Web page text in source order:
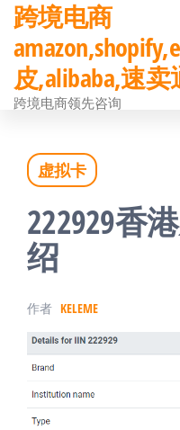
前
往
内
跨境电商
皮,alibaba,速
跨境电商领先咨询
虚拟卡
222929香
绍
作者 KELEME